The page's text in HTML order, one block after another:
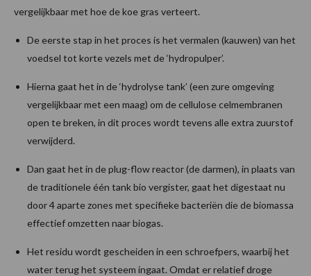
vergelijkbaar met hoe de koe gras verteert.
De eerste stap in het proces is het vermalen (kauwen) van het
voedsel tot korte vezels met de ‘hydropulper’.
Hierna gaat het in de ‘hydrolyse tank’ (een zure omgeving
vergelijkbaar met een maag) om de cellulose celmembranen
open te breken, in dit proces wordt tevens alle extra zuurstof
verwijderd.
Dan gaat het in de plug-flow reactor (de darmen), in plaats van
de traditionele één tank bio vergister, gaat het digestaat nu
door 4 aparte zones met specifieke bacteriën die de biomassa
effectief omzetten naar biogas.
Het residu wordt gescheiden in een schroefpers, waarbij het
water terug het systeem ingaat. Omdat er relatief droge